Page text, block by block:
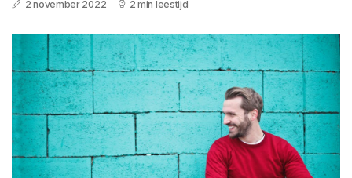
2 november 2022 2 min leestijd